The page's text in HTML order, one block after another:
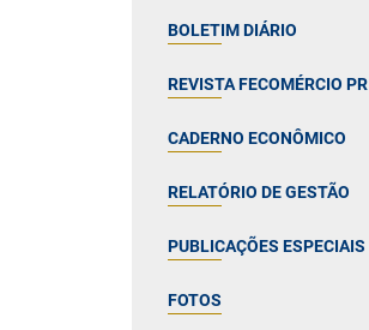
BOLETIM DIÁRIO
REVISTA FECOMÉRCIO PR
CADERNO ECONÔMICO
RELATÓRIO DE GESTÃO
PUBLICAÇÕES ESPECIAIS
FOTOS